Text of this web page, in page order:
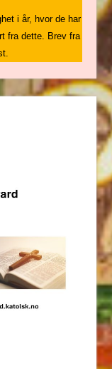
i år, hvor de har
fra dette. Brev fra